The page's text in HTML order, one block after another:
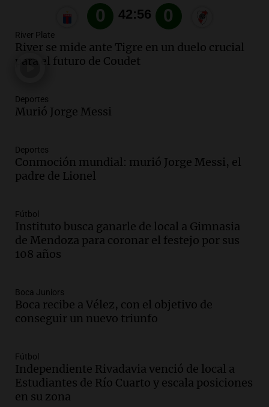
Audio.
Joan Gaspart: "Sin Jorge, no sé si
Messi hubiera llegado adonde llegó"
Una mañana para todos
Episodios
Vargas en 2007
Una mañana para todos
Audio.
las nuevas detenciones: "En esa casa
todos tenían algo que ver"
Audio.Una nutricionista derribó el mito
del desayuno ideal: qué alimentos
conviene priorizar
Audio.Murió Jorge Messi
Una mañana para todos
Audio.Mateo, a los 25 años, lucha
contra el tiempo: necesita un trasplante
para poder seguir viviend
River Plate
River se mide ante Tigre en un duelo crucial
para el futuro de Coudet
Deportes
Murió Jorge Messi
Deportes
Conmoción mundial: murió Jorge Messi, el
padre de Lionel
Fútbol
Instituto busca ganarle de local a Gimnasia
de Mendoza para coronar el festejo por sus
108 años
Boca Juniors
Boca recibe a Vélez, con el objetivo de
conseguir un nuevo triunfo
Fútbol
Independiente Rivadavia venció de local a
Estudiantes de Río Cuarto y escala posiciones
en su zona